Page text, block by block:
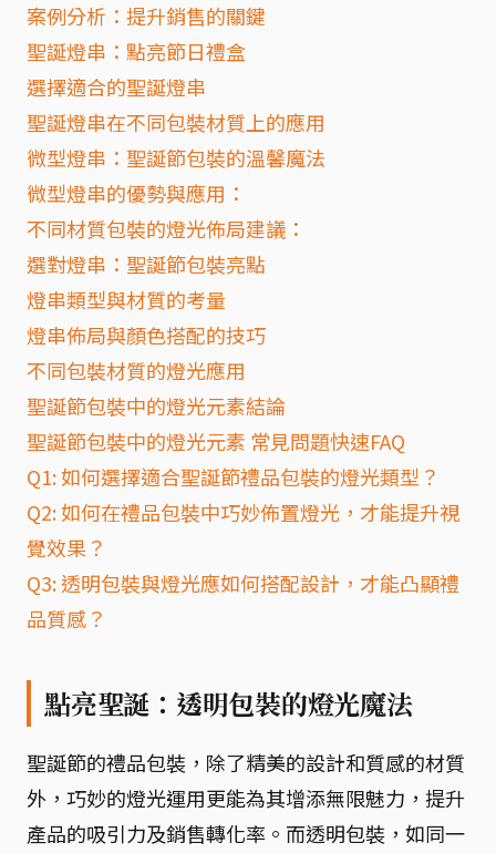
案例分析：提升銷售的關鍵
聖誕燈串：點亮節日禮盒
選擇適合的聖誕燈串
聖誕燈串在不同包裝材質上的應用
微型燈串：聖誕節包裝的溫馨魔法
微型燈串的優勢與應用：
不同材質包裝的燈光佈局建議：
選對燈串：聖誕節包裝亮點
燈串類型與材質的考量
燈串佈局與顏色搭配的技巧
不同包裝材質的燈光應用
聖誕節包裝中的燈光元素結論
聖誕節包裝中的燈光元素 常見問題快速FAQ
Q1: 如何選擇適合聖誕節禮品包裝的燈光類型？
Q2: 如何在禮品包裝中巧妙佈置燈光，才能提升視
覺效果？
Q3: 透明包裝與燈光應如何搭配設計，才能凸顯禮
品質感？
點亮聖誕：透明包裝的燈光魔法
聖誕節的禮品包裝，除了精美的設計和質感的材質
外，巧妙的燈光運用更能為其增添無限魅力，提升
產品的吸引力及銷售轉化率。而透明包裝，如同一